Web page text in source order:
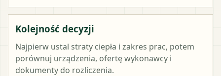
Kolejność decyzji
Najpierw ustal straty ciepła i zakres prac, potem
porównuj urządzenia, ofertę wykonawcy i
dokumenty do rozliczenia.